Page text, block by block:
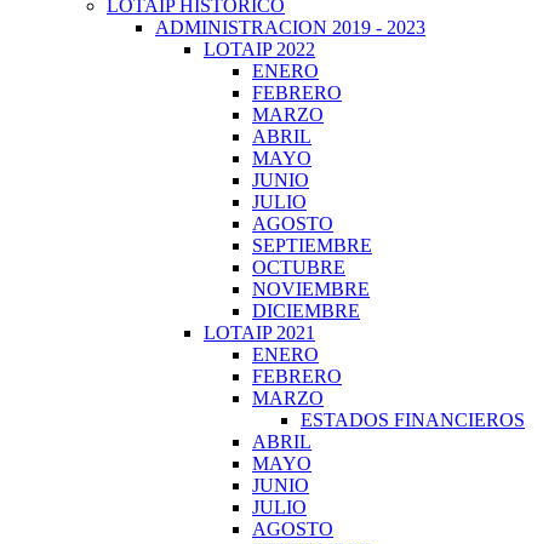
LOTAIP HISTORICO
ADMINISTRACION 2019 - 2023
LOTAIP 2022
ENERO
FEBRERO
MARZO
ABRIL
MAYO
JUNIO
JULIO
AGOSTO
SEPTIEMBRE
OCTUBRE
NOVIEMBRE
DICIEMBRE
LOTAIP 2021
ENERO
FEBRERO
MARZO
ESTADOS FINANCIEROS
ABRIL
MAYO
JUNIO
JULIO
AGOSTO